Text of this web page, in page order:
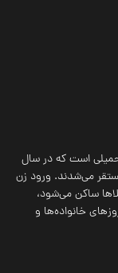
است که در سال
می‌شدند. ورود زن
ساکن می‌شود،
خانواده‌ها و